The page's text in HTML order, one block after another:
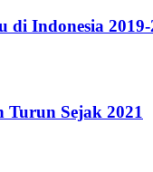
di Indonesia 2019-
Turun Sejak 2021